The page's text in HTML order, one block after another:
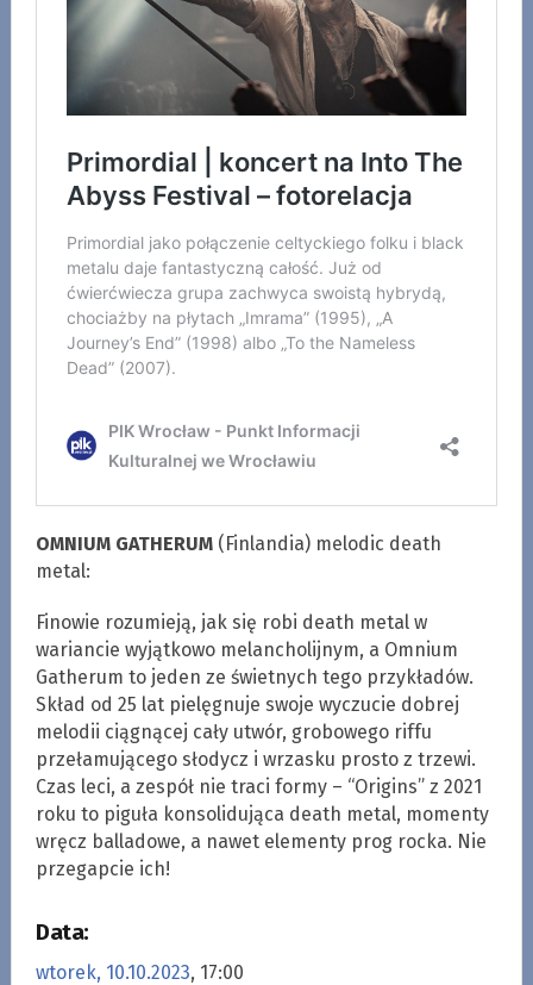
OMNIUM GATHERUM(Finlandia) melodic death
metal:
Finowie rozumieją, jak się robi death metal w
wariancie wyjątkowo melancholijnym, a Omnium
Gatherum to jeden ze świetnych tego przykładów.
Skład od 25 lat pielęgnuje swoje wyczucie dobrej
melodii ciągnącej cały utwór, grobowego riffu
przełamującego słodycz i wrzasku prosto z trzewi.
Czas leci, a zespół nie traci formy – “Origins” z 2021
roku to piguła konsolidująca death metal, momenty
wręcz balladowe, a nawet elementy prog rocka. Nie
przegapcie ich!
Data:
wtorek, 10.10.2023, 17:00